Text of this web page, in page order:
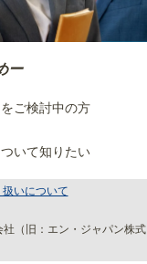
ー
をご検討中の方
りたい方
いて知りたい
いについて
（旧：エン・ジャパン株式